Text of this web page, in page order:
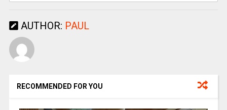
AUTHOR: PAUL
RECOMMENDED FOR YOU